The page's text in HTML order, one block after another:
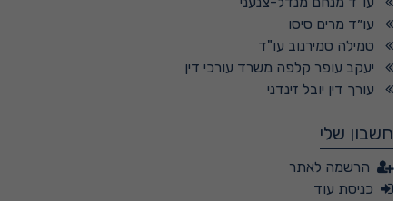
עו״ד מרים סיסו
טמילה סמירנוב עו"ד
יעקב עופר קלפה משרד עורכי דין
עורך דין יובל זינדני
חשבון שלי
הרשמה לאתר
כניסת עוד